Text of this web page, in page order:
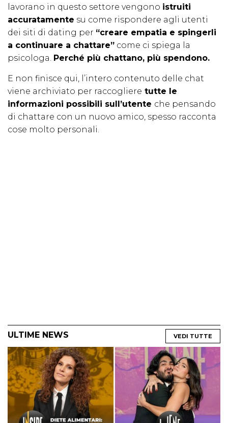
lavorano in questo settore vengono istruiti
accuratamente su come rispondere agli utenti
dei siti di dating per “creare empatia e spingerli
a continuare a chattare” come ci spiega la
psicologa. Perché più chattano, più spendono.
E non finisce qui, l’intero contenuto delle chat
viene archiviato per raccogliere tutte le
informazioni possibili sull’utente che pensando
di chattare con un nuovo amico, spesso racconta
cose molto personali.
ULTIME NEWS VEDI TUTTE